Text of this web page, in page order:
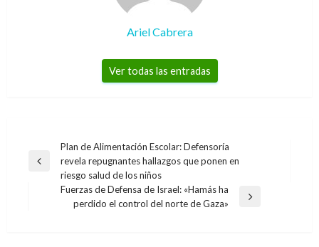
Ariel Cabrera
Ver todas las entradas
Navegación
de
entradas
Entrada
anterior
Plan de Alimentación Escolar: Defensoría
revela repugnantes hallazgos que ponen en
riesgo salud de los niños
Entrada
Fuerzas de Defensa de Israel: «Hamás ha
perdido el control del norte de Gaza»